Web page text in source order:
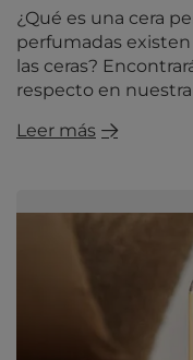
¿Qué es una cera
perfumadas
las ceras?
respecto en
Leer más